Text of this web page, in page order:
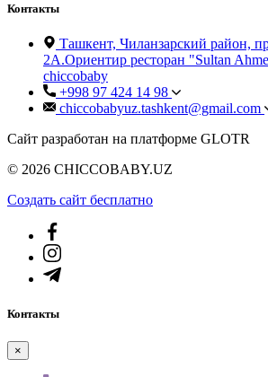
Контакты
Ташкент, Чиланзарский район,
2А.Ориентир ресторан "Sultan
chiccobaby
+998 97 424 14 98
chiccobabyuz.tashkent@gmail.com
Сайт разработан на платформе GLOTR
© 2026 CHICCOBABY.UZ
Создать cайт бесплатно
Контакты
×